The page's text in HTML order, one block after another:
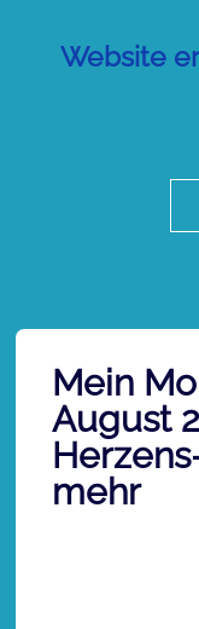
Website
Mein
August
mehr